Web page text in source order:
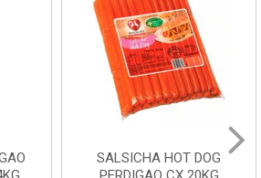
SALSICHA HOT DOG